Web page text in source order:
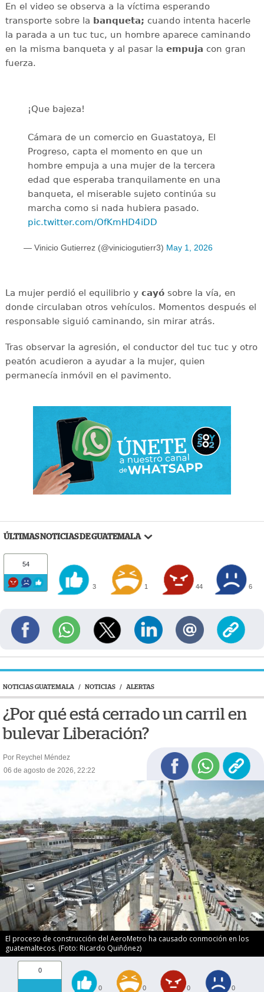
En el video se observa a la víctima esperando
transporte sobre la banqueta; cuando intenta hacerle
la parada a un tuc tuc, un hombre aparece caminando
en la misma banqueta y al pasar la empuja con gran
fuerza.
¡Que bajeza!
Cámara de un comercio en Guastatoya, El
Progreso, capta el momento en que un
hombre empuja a una mujer de la tercera
edad que esperaba tranquilamente en una
banqueta, el miserable sujeto continúa su
marcha como si nada hubiera pasado.
pic.twitter.com/OfKmHD4iDD
— Vinicio Gutierrez (@viniciogutierr3) May 1, 2026
La mujer perdió el equilibrio y cayósobre la vía, en
donde circulaban otros vehículos. Momentos después el
responsable siguió caminando, sin mirar atrás.
Tras observar la agresión, el conductor del tuc tuc y otro
peatón acudieron a ayudar a la mujer, quien
permanecía inmóvil en el pavimento.
ÚLTIMAS NOTICIAS DE GUATEMALA
54
3 1 44 6
NOTICIAS GUATEMALA / NOTICIAS / ALERTAS
¿Por qué está cerrado un carril en
bulevar Liberación?
Por Reychel Méndez
06 de agosto de 2026, 22:22
El proceso de construcción del AeroMetro ha causado conmoción en los
guatemaltecos. (Foto: Ricardo Quiñónez)
0
0 0 0 0